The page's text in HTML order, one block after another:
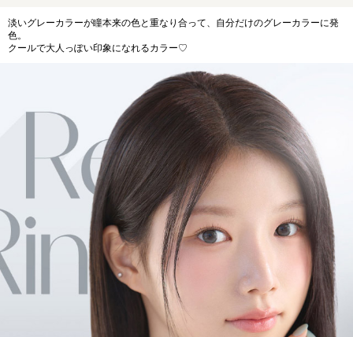
淡いグレーカラーが瞳本来の色と重なり合って、自分だけのグレーカラーに発
色。
クールで大人っぽい印象になれるカラー♡